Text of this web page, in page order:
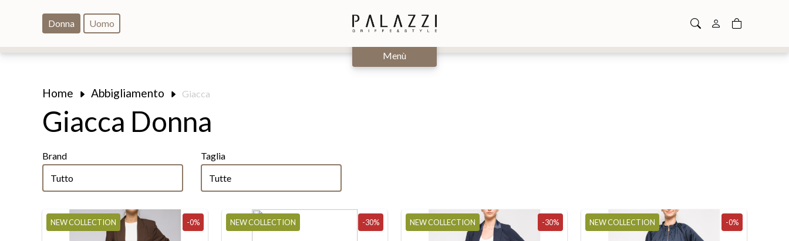
Donna
Uomo
Chiudi
Menù
Home Abbigliamento Giacca
Giacca Donna
Brand
Tutto
Tutte
Hinnominate
Liu-jo Sport
Marella
Taglia
Tutte
Tutte
38
-0%
NEW COLLECTION -30%
NEW COLLECTION -30%
NEW COLLECTION -0%
NEW COLLECTION